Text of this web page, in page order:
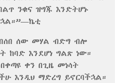
ንቁና ዝግጁ እንድትሆኑ
ሰው መሃል ብድግ ብሎ
ከባድ እንደሆነ ግልጽ ነው።
ቀን በጊዜ መነሳት
እንዲህ ማድረግ ይኖርባችኋል።